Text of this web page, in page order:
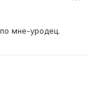
мне-уродец.